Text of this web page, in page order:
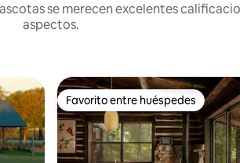
se merecen excelentes
aspectos.
destacadosFavorito entre huéspedes
Favorito entre huéspedes